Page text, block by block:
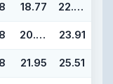
18.77 22.33
20.35 23.91
21.95 25.51